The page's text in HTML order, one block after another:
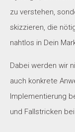
zu verstehen,
skizzieren, die
nahtlos in Dein
Dabei werden wir
auch konkrete
Implementierung
und Fallstricken